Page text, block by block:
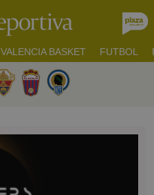
VALENCIA BASKET FUTBOL